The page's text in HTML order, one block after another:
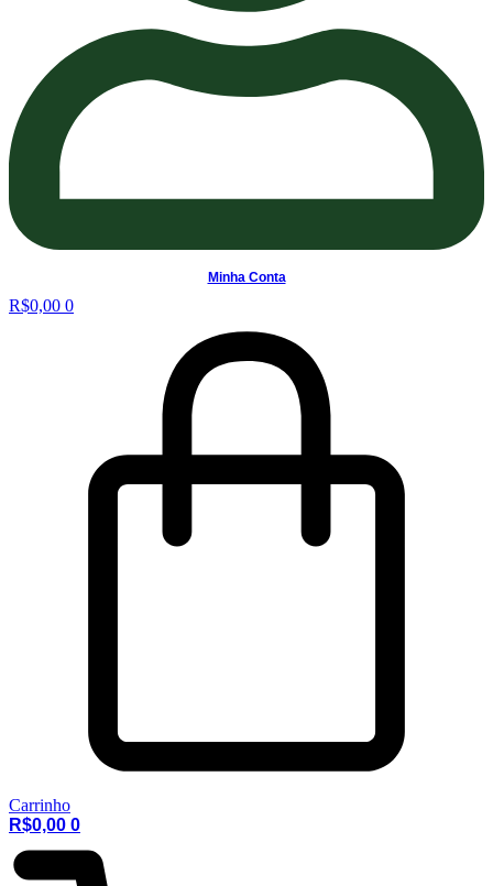
Minha Conta
R$0,00 0
Carrinho
R$0,00 0